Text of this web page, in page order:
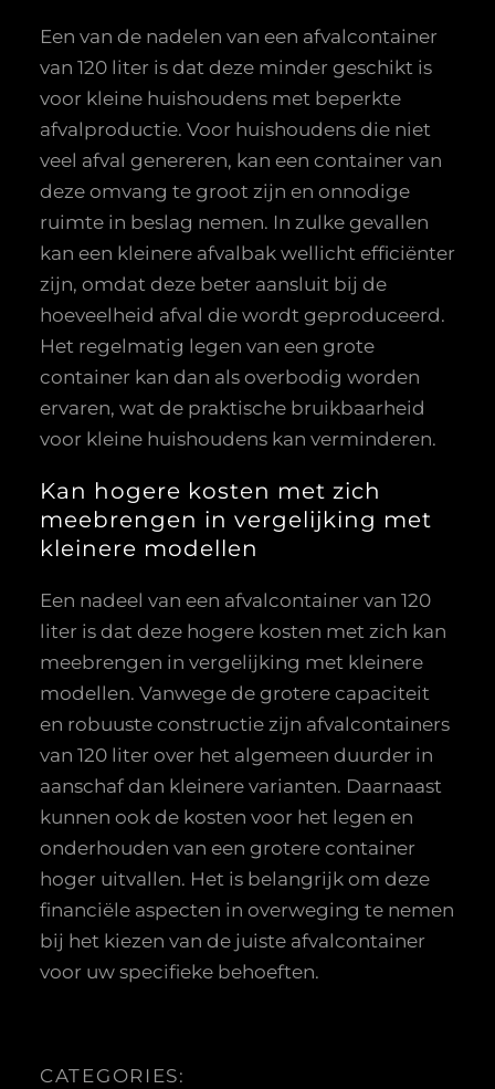
Een van de nadelen van een afvalcontainer
van 120 liter is dat deze minder geschikt is
voor kleine huishoudens met beperkte
afvalproductie. Voor huishoudens die niet
veel afval genereren, kan een container van
deze omvang te groot zijn en onnodige
ruimte in beslag nemen. In zulke gevallen
kan een kleinere afvalbak wellicht efficiënter
zijn, omdat deze beter aansluit bij de
hoeveelheid afval die wordt geproduceerd.
Het regelmatig legen van een grote
container kan dan als overbodig worden
ervaren, wat de praktische bruikbaarheid
voor kleine huishoudens kan verminderen.
Kan hogere kosten met zich
meebrengen in vergelijking met
kleinere modellen
Een nadeel van een afvalcontainer van 120
liter is dat deze hogere kosten met zich kan
meebrengen in vergelijking met kleinere
modellen. Vanwege de grotere capaciteit
en robuuste constructie zijn afvalcontainers
van 120 liter over het algemeen duurder in
aanschaf dan kleinere varianten. Daarnaast
kunnen ook de kosten voor het legen en
onderhouden van een grotere container
hoger uitvallen. Het is belangrijk om deze
financiële aspecten in overweging te nemen
bij het kiezen van de juiste afvalcontainer
voor uw specifieke behoeften.
CATEGORIES: